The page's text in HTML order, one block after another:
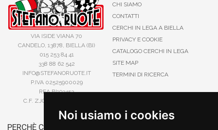
Noi usiamo i cookies
VIA ISIDE VIANA 70
CANDELO, 13878, BIELLA (BI)
015 253 84 41
338 88 62 542
INFO@STEFANORUOTE.IT
P.IVA 02525900029
REA BI193453
C.F. ZJOSFN73H14A859X
CHI SIAMO
CONTATTI
CERCHI IN LEGA A BIELLA
PRIVACY E COOKIE
CATALOGO CERCHI IN LEGA
SITE MAP
TERMINI DI RICERCA
PERCHÈ COMPRARE DA